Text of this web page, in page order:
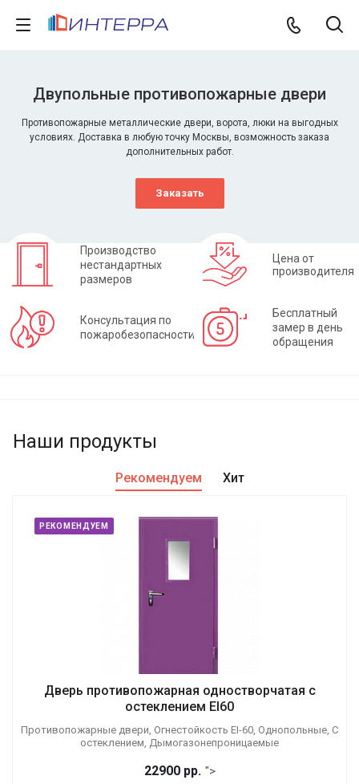
Двупольные противопожарные двери
Противопожарные металлические двери, ворота, люки на выгодных
условиях. Доставка в любую точку Москвы, возможность заказа
дополнительных работ.
Заказать
Производство
нестандартных
размеров
Цена от
производителя
Консультация по
пожаробезопасности
Бесплатный
замер в день
обращения
Наши продукты
Рекомендуем Хит
РЕКОМЕНДУЕМ
Дверь противопожарная одностворчатая с
остеклением EI60
Противопожарные двери, Огнестойкость EI-60, Однопольные, С
остеклением, Дымогазонепроницаемые
22900 рр. ">